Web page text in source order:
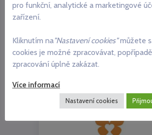
Komentáře nejsou povoleny.
Chci pomoci Autis
pro funkční, analytické a marketingové
zařízení.
Kliknutím na"Nastavení cookies"můžete
cookies je možné zpracovávat,
zpracování úplně zakázat.
Více informací
Nastavení cookies